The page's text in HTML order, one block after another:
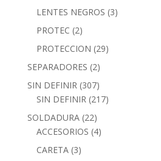
LENTES NEGROS (3)
PROTEC (2)
PROTECCION (29)
SEPARADORES (2)
SIN DEFINIR (307)
SIN DEFINIR (217)
SOLDADURA (22)
ACCESORIOS (4)
CARETA (3)